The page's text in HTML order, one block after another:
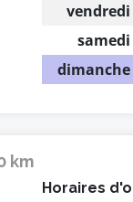
vendredi
samedi
dimanche
km
Horaires